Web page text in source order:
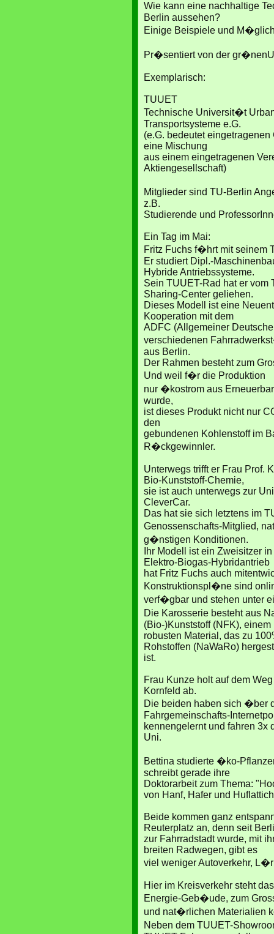
Wie kann eine nachhaltige
Berlin aussehen?
Einige Beispiele und
Pr�sentiert von der
Exemplarisch:
TUUET
Technische Universit�t
Transportsysteme e.G.
(e.G. bedeutet
eine Mischung
aus einem eingetragenen
Aktiengesellschaft)
Mitglieder sind TU-Berlin
z.B.
Studierende und
Ein Tag im Mai:
Fritz Fuchs f�hrt mit seinem
Er studiert Dipl.-
Hybride Antriebssysteme.
Sein TUUET-Rad hat er vom
Sharing-Center geliehen.
Dieses Modell ist eine
Kooperation mit dem
ADFC (Allgemeiner
verschiedenen
aus Berlin.
Der Rahmen besteht zum
Und weil f�r die Produktion
nur �kostrom aus
wurde,
ist dieses Produkt nicht nur
den
gebundenen Kohlenstoff im
R�ckgewinnler.
Unterwegs trifft er Frau Prof.
Bio-Kunststoff-Chemie,
sie ist auch unterwegs zur
CleverCar.
Das hat sie sich letztens im
Genossenschafts-Mitglied,
g�nstigen Konditionen.
Ihr Modell ist ein Zweisitzer
Elektro-Biogas-Hybridantrieb
hat Fritz Fuchs auch
Konstruktionspl�ne sind
verf�gbar und stehen unter
Die Karosserie besteht aus
(Bio-)Kunststoff (NFK), einem
robusten Material, das zu
Rohstoffen (NaWaRo)
ist.
Frau Kunze holt auf dem
Kornfeld ab.
Die beiden haben sich �ber
Fahrgemeinschafts-
kennengelernt und fahren 3x
Uni.
Bettina studierte �ko-
schreibt gerade ihre
Doktorarbeit zum Thema:
von Hanf, Hafer und
Beide kommen ganz
Reuterplatz an, denn seit
zur Fahrradstadt wurde, mit
breiten Radwegen, gibt es
viel weniger Autoverkehr,
Hier im Kreisverkehr steht
Energie-Geb�ude, zum
und nat�rlichen Materialien
Neben dem TUUET-